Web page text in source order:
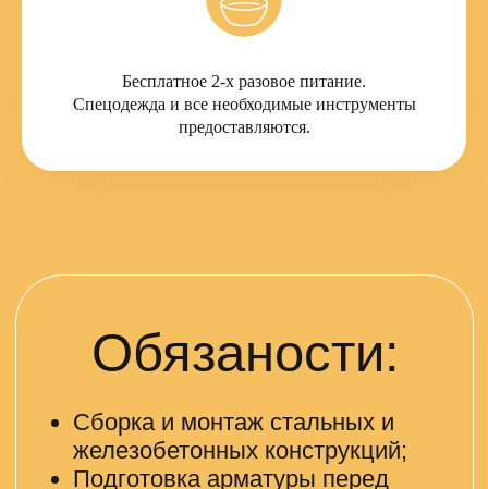
Бесплатное 2-х разовое питание.
Спецодежда и все необходимые инструменты
предоставляются.
Обеспечение качества и
безопасности выполняемых
Можно без опыта.
Опыт работы приветствуется.
Ответственность,
работать в команде.
Требования:
нашей команде!
ОТКЛИКНУТЬСЯ